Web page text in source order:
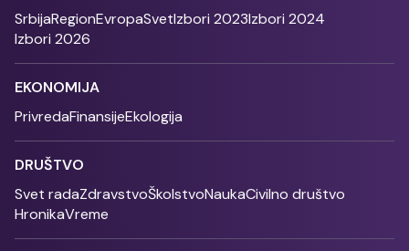
SrbijaRegionEvropaSvetIzbori 2023Izbori 2024
Izbori 2026
EKONOMIJA
PrivredaFinansijeEkologija
DRUŠTVO
Svet radaZdravstvoŠkolstvoNaukaCivilno društvo
HronikaVreme